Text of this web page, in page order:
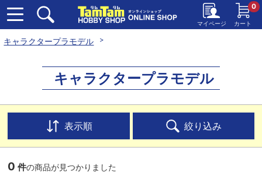
マイページ カート
0
キャラクタープラモデル
キャラクタープラモデル
表示順 絞り込み
0 件の商品が見つかりました